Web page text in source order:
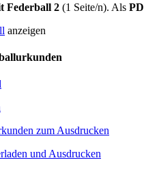
Federball 2 (1 Seite/n). Als
anzeigen
zum Ausdrucken
und Ausdrucken